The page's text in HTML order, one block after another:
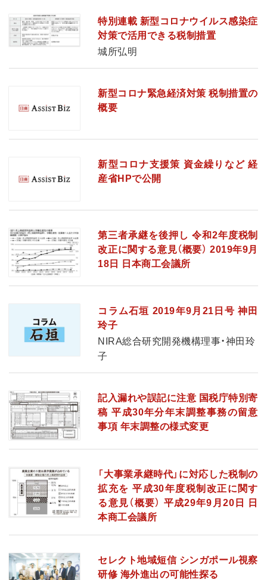
特別連載 新型コロナウイルス感染症
対策で活用できる税制措置
城所弘明
新型コロナ緊急経済対策 税制措置の
概要
新型コロナ支援策 資金繰りなど 経
産省HPで公開
第三者承継を後押し 令和2年度税制
改正に関する意見（概要） 2019年9月
18日 日本商工会議所
コラム石垣 2019年9月21日号 神田
玲子
NIRA総合研究開発機構理事・神田玲
子
記入漏れや誤記に注意 国税庁特別寄
稿 平成30年分年末調整事務の留意
事項 年末調整の様式変更
「大事業承継時代」に対応した税制の
拡充を 平成30年度税制改正に関す
る意見（概要） 平成29年9月20日 日
本商工会議所
セレクト地域短信 シンガポール視察
研修 海外進出の可能性探る